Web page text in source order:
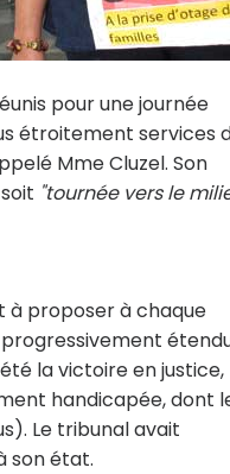
pour une journée
étroitement services
Mme Cluzel. Son
"tournée vers le
à proposer à chaque
la victoire en justice,
handicapée, dont
Le tribunal avait
son état.